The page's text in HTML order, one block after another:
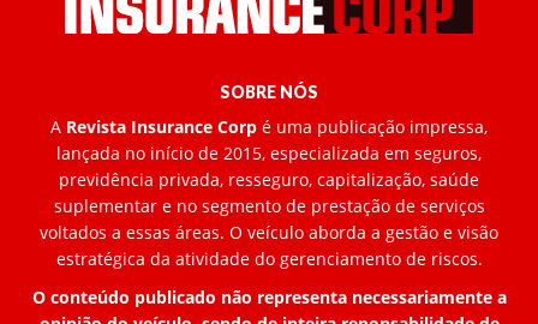
SOBRE NÓS
A Revista Insurance Corp é uma publicação impressa,
lançada no início de 2015, especializada em seguros,
previdência privada, resseguro, capitalização, saúde
suplementar e no segmento de prestação de serviços
voltados a essas áreas. O veículo aborda a gestão e visão
estratégica da atividade do gerenciamento de riscos.
O conteúdo publicado não representa necessariamente a